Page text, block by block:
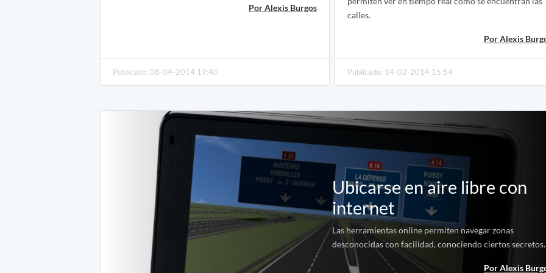
Por Alexis Burgos
Publicado: 08-04-2014 19:40
calles.
Por Alexis
Publicado: 14-02-2014 15:54
Ubicarse en aire libre con
internet
Las herramientas online permiten navegar zonas
desconocidas con facilidad, conociendo ciertos secretos.
Por Alexis